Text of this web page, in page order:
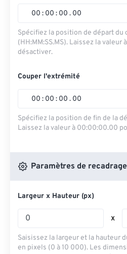
00 : 00 : 00 . 00
Spécifiez la position de départ du
(HH:MM:SS.MS). Laissez la
désactiver.
Couper l'extrémité
00 : 00 : 00 . 00
Spécifiez la position de fin de la
Laissez la valeur à 00:00:00.00
Paramètres de
Largeur x Hauteur (px)
x
Saisissez la largeur et la hauteur
en pixels (0 à 10 000). Les